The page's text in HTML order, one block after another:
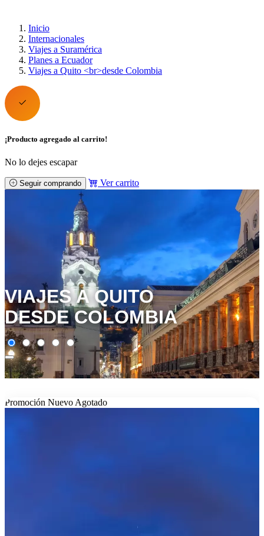
Inicio
Internacionales
Viajes a Suramérica
Planes a Ecuador
Viajes a Quito <br>desde Colombia
¡Producto agregado al carrito!
No lo dejes escapar
Seguir comprando Ver carrito
VIAJES A QUITO
DESDE COLOMBIA
Promoción Nuevo Agotado